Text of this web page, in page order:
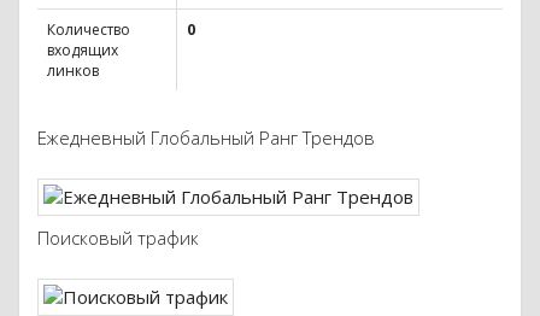
Количество
входящих
линков
0
Ежедневный Глобальный Ранг Трендов
Поисковый трафик